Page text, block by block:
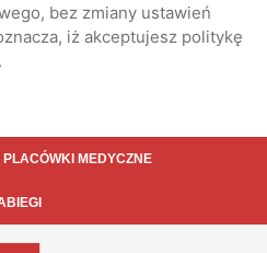
bez zmiany ustawień
iż akceptujesz politykę
PLACÓWKI MEDYCZNE